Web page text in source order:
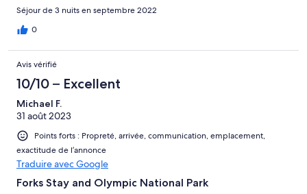
Séjour de 3 nuits en septembre 2022
0
Avis vérifié
10/10 – Excellent
Michael F.
31 août 2023
Points forts : Propreté, arrivée, communication, emplacement,
exactitude de l’annonce
Traduire avec Google
Forks Stay and Olympic National Park